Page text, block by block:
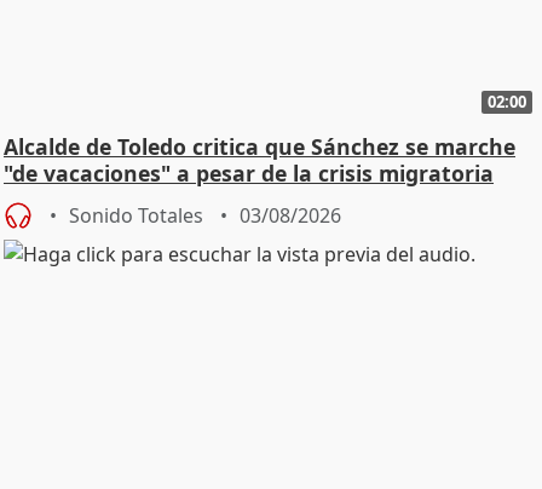
02:00
Alcalde de Toledo critica que Sánchez se marche
"de vacaciones" a pesar de la crisis migratoria
Sonido Totales 03/08/2026